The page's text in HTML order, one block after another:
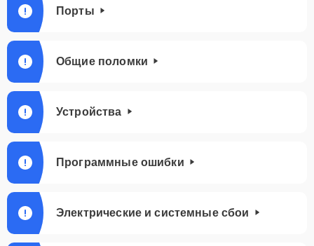
Порты
Общие поломки
Устройства
Программные ошибки
Электрические и системные сбои